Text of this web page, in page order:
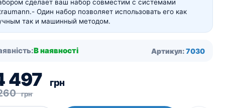
сделает ваш набор совместим с системами
- Один набор позволяет использовать его как
так и машинный методом.
В наявності Артикул:7030
грн
497 грн